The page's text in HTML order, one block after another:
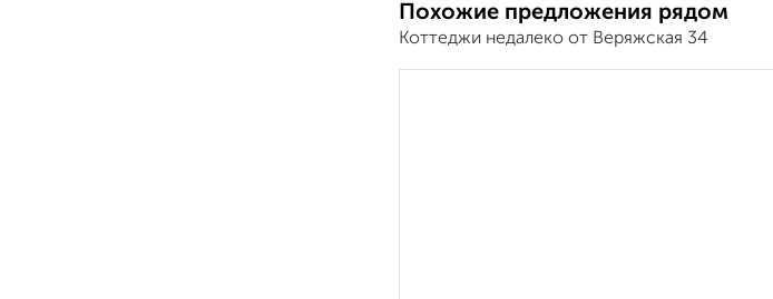
Похожие предложения рядом
Коттеджи недалеко от Веряжская 34